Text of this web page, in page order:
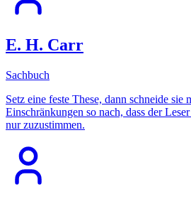
E. H. Carr
Sachbuch
Setz eine feste These, dann schneide sie
Einschränkungen so nach, dass der
nur zuzustimmen.